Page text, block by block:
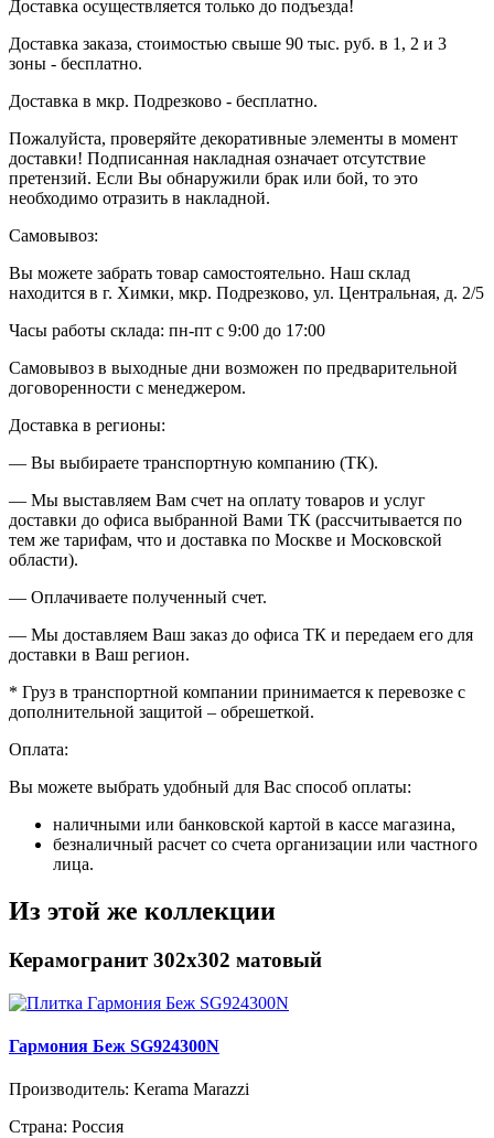
Доставка осуществляется только до подъезда!
Доставка заказа, стоимостью свыше 90 тыс. руб. в 1, 2 и 3
зоны - бесплатно.
Доставка в мкр. Подрезково - бесплатно.
Пожалуйста, проверяйте декоративные элементы в момент
доставки! Подписанная накладная означает отсутствие
претензий. Если Вы обнаружили брак или бой, то это
необходимо отразить в накладной.
Самовывоз:
Вы можете забрать товар самостоятельно. Наш склад
находится в г. Химки, мкр. Подрезково, ул. Центральная, д. 2/5
Часы работы склада: пн-пт с 9:00 до 17:00
Самовывоз в выходные дни возможен по предварительной
договоренности с менеджером.
Доставка в регионы:
— Вы выбираете транспортную компанию (ТК).
— Мы выставляем Вам счет на оплату товаров и услуг
доставки до офиса выбранной Вами ТК (рассчитывается по
тем же тарифам, что и доставка по Москве и Московской
области).
— Оплачиваете полученный счет.
— Мы доставляем Ваш заказ до офиса ТК и передаем его для
доставки в Ваш регион.
* Груз в транспортной компании принимается к перевозке с
дополнительной защитой – обрешеткой.
Оплата:
Вы можете выбрать удобный для Вас способ оплаты:
наличными или банковской картой в кассе магазина,
безналичный расчет со счета организации или частного
лица.
Из этой же коллекции
Керамогранит 302х302 матовый
Гармония Беж SG924300N
Производитель: Kerama Marazzi
Страна: Россия